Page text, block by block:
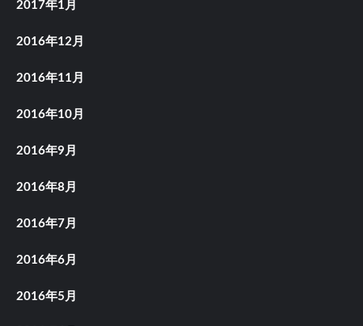
2017年1月
2016年12月
2016年11月
2016年10月
2016年9月
2016年8月
2016年7月
2016年6月
2016年5月